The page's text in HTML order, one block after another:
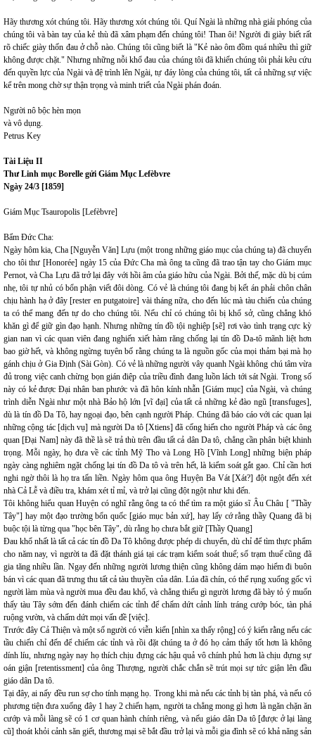
Hãy thương xót chúng tôi. Hãy thương xót chúng tôi. Quí Ngài là những nhà giải phóng của
chúng tôi và bàn tay của kẻ thù đã xâm phạm đến chúng tôi! Than ôi! Người đi giày biết rất
rõ chiếc giày thốn đau ở chỗ nào. Chúng tôi cũng biết là "Kẻ nào ôm đồm quá nhiều thì giữ
không được chặt." Nhưng những nỗi khổ đau của chúng tôi đã khiến chúng tôi phải kêu cứu
đến quyền lực của Ngài và đệ trình lên Ngài, tự đáy lòng của chúng tôi, tất cả những sự việc
kể trên mong chờ sự thận trọng và minh triết của Ngài phán đoán.
Người nô bộc hèn mọn
và vô dụng.
Petrus Key
Tài Liệu II
Thư Linh mục Borelle gửi Giám Mục Lefèbvre
Ngày 24/3 [1859]
Giám Mục Tsauropolis [Lefèbvre]
Bẩm Đức Cha:
Ngày hôm kia, Cha [Nguyễn Văn] Lựu (một trong những giáo mục của chúng ta) đã chuyển
cho tôi thư [Honorée] ngày 15 của Đức Cha mà ông ta cũng đã trao tận tay cho Giám mục
Pernot, và Cha Lựu đã trở lại đây với hồi âm của giáo hữu của Ngài. Bởi thế, mặc dù bị cúm
nhẹ, tôi tự nhủ có bổn phận viết đôi dòng. Có vẻ là chúng tôi đang bị kết án phải chôn chân
chịu hành hạ ở đây [rester en putgatoire] vài tháng nữa, cho đến lúc mà tàu chiến của chúng
ta có thể mang đến tự do cho chúng tôi. Nếu chỉ có chúng tôi bị khổ sở, cũng chẳng khó
khăn gì để giữ gìn đạo hạnh. Nhưng những tín đồ tội nghiệp [sẽ] rơi vào tình trạng cực kỳ
gian nan vì các quan viên đang nghiến xiết hàm răng chống lại tín đồ Da-tô mãnh liệt hơn
bao giờ hết, và không ngừng tuyên bố rằng chúng ta là nguồn gốc của mọi thảm bại mà họ
gánh chịu ở Gia Định (Sài Gòn). Có vẻ là những người vây quanh Ngài không chú tâm vừa
đủ trong việc canh chừng bọn gián điệp của triều đình đang luồn lách tới sát Ngài. Trong số
này có kẻ được Đại nhân ban phước và đã hôn kính nhẫn [Giám mục] của Ngài, và chúng
trình diễn Ngài như một nhà Bảo hộ lớn [vĩ đại] của tất cả những kẻ đào ngũ [transfuges],
dù là tín đồ Da Tô, hay ngoại đạo, bên cạnh người Pháp. Chúng đã báo cáo với các quan lại
những cộng tác [dịch vụ] mà người Da tô [Xtiens] đã cống hiến cho người Pháp và các ông
quan [Đại Nam] này đã thề là sẽ trả thù trên đầu tất cả dân Da tô, chẳng cần phân biệt khinh
trọng. Mỗi ngày, họ đưa về các tỉnh Mỹ Tho và Long Hồ [Vĩnh Long] những biện pháp
ngày càng nghiêm ngặt chống lại tín đồ Da tô và trên hết, là kiểm soát gắt gao. Chỉ cần hơi
nghi ngờ thôi là họ tra tấn liền. Ngày hôm qua ông Huyện Ba Vát [Xát?] đột ngột đến xét
nhà Cả Lễ và điều tra, khám xét tỉ mỉ, và trở lại cũng đột ngột như khi đến.
Tôi không hiểu quan Huyện có nghĩ rằng ông ta có thể tìm ra một giáo sĩ Âu Châu [ "Thầy
Tây"] hay một đạo trường bổn quốc [giáo mục bản xứ], hay lấy cớ rằng thầy Quang đã bị
buộc tội là từng qua "học bên Tây", dù rằng họ chưa bắt giữ [Thầy Quang]
Đau khổ nhất là tất cả các tín đồ Da Tô không được phép di chuyển, dù chỉ để tìm thực phẩm
cho năm nay, vì người ta đã đặt thánh giá tại các trạm kiểm soát thuế; số trạm thuế cũng đã
gia tăng nhiều lần. Ngay đến những người lương thiện cũng không dám mạo hiểm đi buôn
bán vì các quan đã trưng thu tất cả tàu thuyền của dân. Lúa đã chín, có thể rụng xuống gốc vì
người làm mùa và người mua đều đau khổ, và chẳng thiếu gì người lương đã bày tỏ ý muốn
thấy tàu Tây sớm đến đánh chiếm các tỉnh để chấm dứt cảnh lính tráng cướp bóc, tàn phá
ruộng vườn, và chấm dứt mọi vấn đề [việc].
Trước đây Cả Thiện và một số người có viễn kiến [nhìn xa thấy rộng] có ý kiến rằng nếu các
tầu chiến chỉ đến để chiếm các tỉnh và rồi đặt chúng ta ở đó họ cảm thấy tốt hơn là không
dính líu, nhưng ngày nay họ thích chịu đựng các hậu quả vô chính phủ hơn là chịu đựng sự
oán giận [retentissment] của ông Thượng, người chắc chắn sẽ trút mọi sự tức giận lên đầu
giáo dân Da tô.
Tại đây, ai nấy đều run sợ cho tính mạng họ. Trong khi mà nếu các tỉnh bị tàn phá, và nếu có
phương tiện đưa xuống đây 1 hay 2 chiến hạm, người ta chẳng mong gì hơn là ngăn chặn ăn
cướp và mỗi làng sẽ có 1 cơ quan hành chính riêng, và nếu giáo dân Da tô [được ở lại làng
cũ] thoát khỏi cảnh săn giết, thương mại sẽ bắt đầu trở lại và mỗi gia đình sẽ có khả năng sản